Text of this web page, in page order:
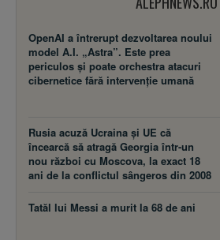
OpenAI a întrerupt dezvoltarea noului
model A.I. „Astra”. Este prea
periculos și poate orchestra atacuri
cibernetice fără intervenție umană
Rusia acuză Ucraina şi UE că
încearcă să atragă Georgia într-un
nou război cu Moscova, la exact 18
ani de la conflictul sângeros din 2008
Tatăl lui Messi a murit la 68 de ani